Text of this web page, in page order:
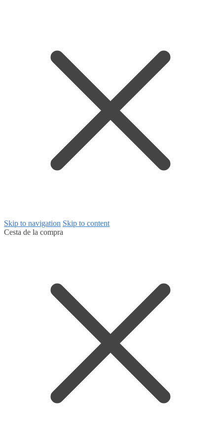
Skip to navigation Skip to content
Cesta de la compra